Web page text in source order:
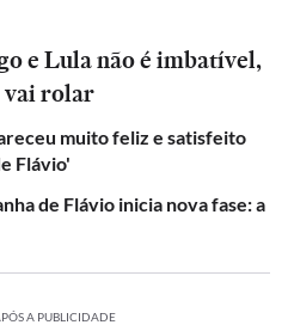
e Lula não é imbatível,
vai rolar
muito feliz e satisfeito
Flávio'
de Flávio inicia nova fase: a
A PUBLICIDADE